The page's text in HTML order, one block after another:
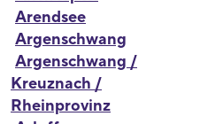
Arendsee
Argenschwang
Argenschwang /
Kreuznach /
Rheinprovinz